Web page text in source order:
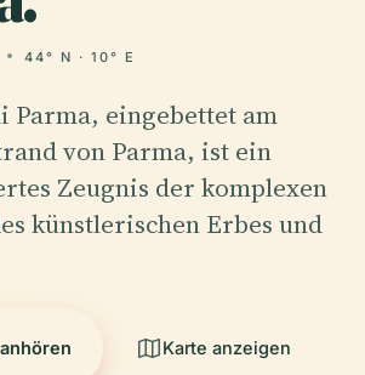
44° N · 10° E
Parma, eingebettet am
von Parma, ist ein
Zeugnis der komplexen
künstlerischen Erbes und
Karte anzeigen